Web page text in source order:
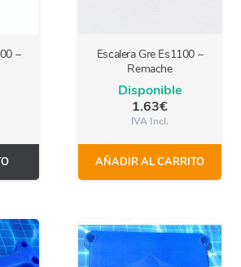
–
Escalera Gre Es1100 –
Remache
Disponible
1.63€
IVA Incl.
AÑADIR AL CARRITO